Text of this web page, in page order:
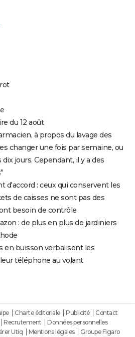
du 12 août
à propos du lavage des
changer une fois par semaine, ou
jours. Cependant, il y a des
d'accord : ceux qui conservent les
de caisses ne sont pas des
besoin de contrôle
: de plus en plus de jardiniers
en buisson verbalisent les
téléphone au volant
Charte éditoriale Publicité
Contact
Recrutement
Données personnelles
Utiq Mentions légales Groupe Figaro